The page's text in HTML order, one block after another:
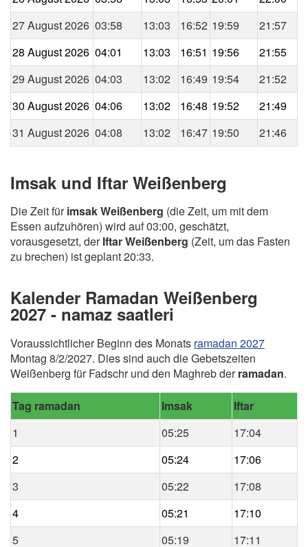
27 August 2026 03:58 13:03 16:52 19:59
21:57
28 August 2026 04:01 13:03 16:51 19:56
21:55
29 August 2026 04:03 13:02 16:49 19:54
21:52
30 August 2026 04:06 13:02 16:48 19:52
21:49
31 August 2026 04:08 13:02 16:47 19:50 21:46
Imsak und Iftar Weißenberg
Die Zeit fürimsak Weißenberg (die Zeit, um mit dem
Essen aufzuhören) wird auf 03:00, geschätzt,
vorausgesetzt, derIftar Weißenberg (Zeit, um das Fasten
zu brechen) ist geplant 20:33.
Kalender Ramadan Weißenberg
2027 - namaz saatleri
Voraussichtlicher Beginn des Monats ramadan 2027
Montag 8/2/2027. Dies sind auch die Gebetszeiten
Weißenberg für Fadschr und den Maghreb derramadan.
Tag ramadan Imsak
Iftar
1
05:25
17:04
2
05:24
17:06
3
05:22
17:08
4
05:21
17:10
5
05:19
17:11